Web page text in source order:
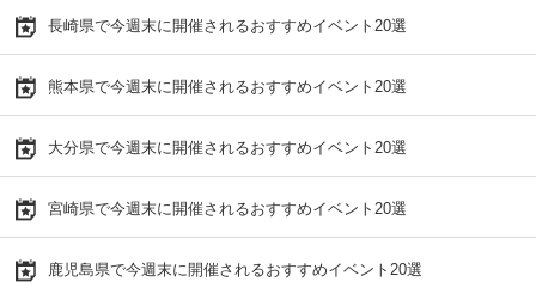
長崎県で今週末に開催されるおすすめイベント20選
熊本県で今週末に開催されるおすすめイベント20選
大分県で今週末に開催されるおすすめイベント20選
宮崎県で今週末に開催されるおすすめイベント20選
鹿児島県で今週末に開催されるおすすめイベント20選